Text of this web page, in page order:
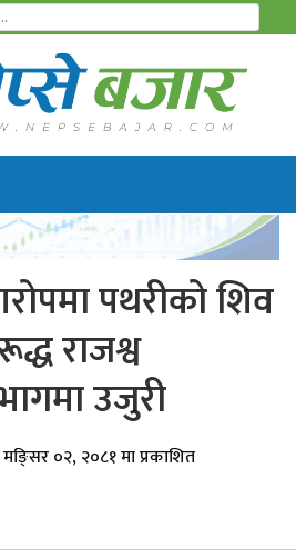
पथरीको शिव
राजश्व
उजुरी
०२, २०८१ मा प्रकाशित